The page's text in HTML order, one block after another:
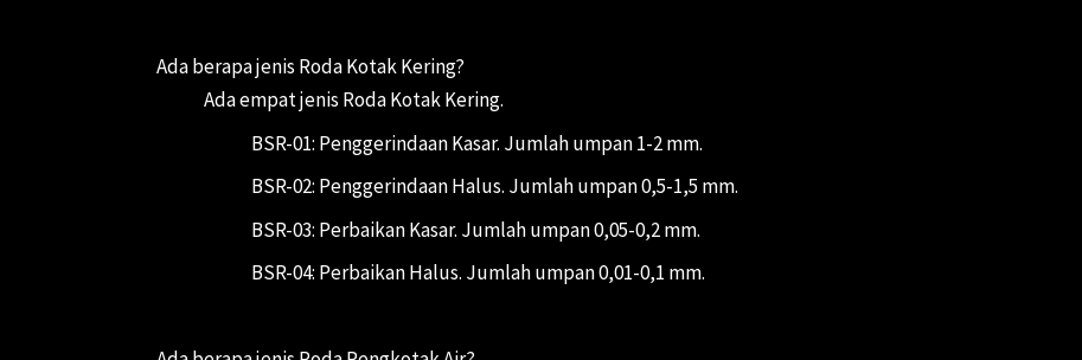
Ada berapa jenis Roda Kotak Kering?
Ada empat jenis Roda Kotak Kering.
BSR-01: Penggerindaan Kasar. Jumlah umpan 1-2 mm.
BSR-02: Penggerindaan Halus. Jumlah umpan 0,5-1,5 mm.
BSR-03: Perbaikan Kasar. Jumlah umpan 0,05-0,2 mm.
BSR-04: Perbaikan Halus. Jumlah umpan 0,01-0,1 mm.